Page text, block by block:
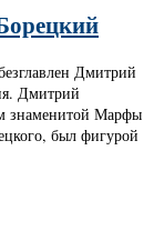
Дмитрий
Дмитрий
знаменитой Марфы
был фигурой